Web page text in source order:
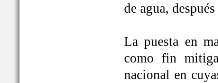
de agua,
La puesta en
como fin
nacional en